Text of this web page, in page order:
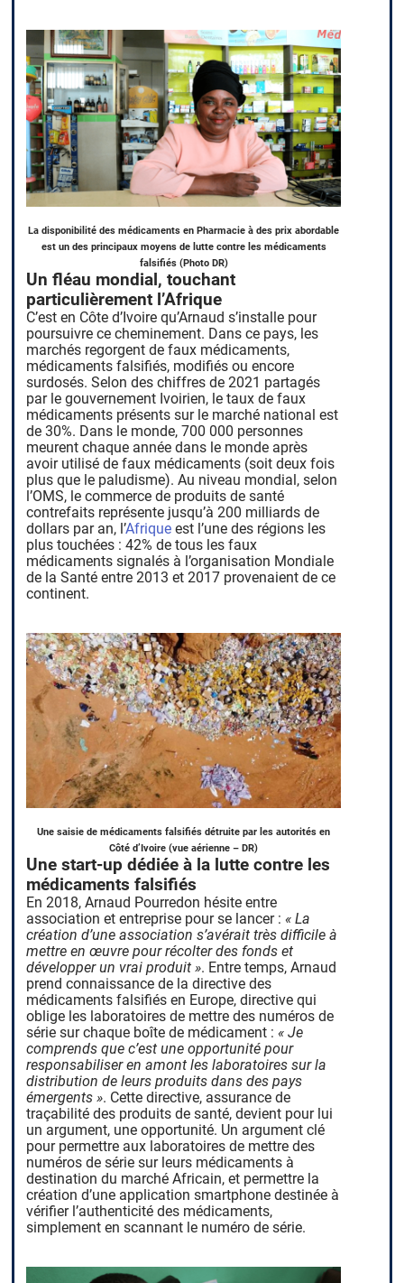
La disponibilité des médicaments en Pharmacie à des prix abordable
est un des principaux moyens de lutte contre les médicaments
falsifiés (Photo DR)
Un fléau mondial, touchant
particulièrement l’Afrique
C’est en Côte d’Ivoire qu’Arnaud s’installe pour
poursuivre ce cheminement. Dans ce pays, les
marchés regorgent de faux médicaments,
médicaments falsifiés, modifiés ou encore
surdosés. Selon des chiffres de 2021 partagés
par le gouvernement Ivoirien, le taux de faux
médicaments présents sur le marché national est
de 30%. Dans le monde, 700 000 personnes
meurent chaque année dans le monde après
avoir utilisé de faux médicaments (soit deux fois
plus que le paludisme). Au niveau mondial, selon
l’OMS, le commerce de produits de santé
contrefaits représente jusqu’à 200 milliards de
dollars par an, l’Afrique est l’une des régions les
plus touchées : 42% de tous les faux
médicaments signalés à l’organisation Mondiale
de la Santé entre 2013 et 2017 provenaient de ce
continent.
Une saisie de médicaments falsifiés détruite par les autorités en
Côté d’Ivoire (vue aérienne – DR)
Une start-up dédiée à la lutte contre les
médicaments falsifiés
En 2018, Arnaud Pourredon hésite entre
association et entreprise pour se lancer : « La
création d’une association s’avérait très difficile à
mettre en œuvre pour récolter des fonds et
développer un vrai produit ». Entre temps, Arnaud
prend connaissance de la directive des
médicaments falsifiés en Europe, directive qui
oblige les laboratoires de mettre des numéros de
série sur chaque boîte de médicament : « Je
comprends que c’est une opportunité pour
responsabiliser en amont les laboratoires sur la
distribution de leurs produits dans des pays
émergents ». Cette directive, assurance de
traçabilité des produits de santé, devient pour lui
un argument, une opportunité. Un argument clé
pour permettre aux laboratoires de mettre des
numéros de série sur leurs médicaments à
destination du marché Africain, et permettre la
création d’une application smartphone destinée à
vérifier l’authenticité des médicaments,
simplement en scannant le numéro de série.